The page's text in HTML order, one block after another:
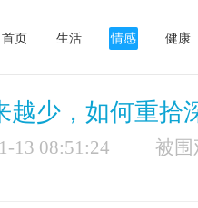
首页 生活 情感 健康
越少，如何重拾
13 08:51:24